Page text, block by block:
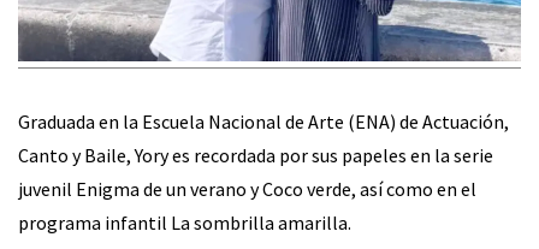
Graduada en la Escuela Nacional de Arte (ENA) de Actuación,
Canto y Baile, Yory es recordada por sus papeles en la serie
juvenil Enigma de un verano y Coco verde, así como en el
programa infantil La sombrilla amarilla.